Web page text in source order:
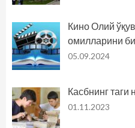
Кино Олий
омилларини
05.09.2024
Касбнинг таги
01.11.2023